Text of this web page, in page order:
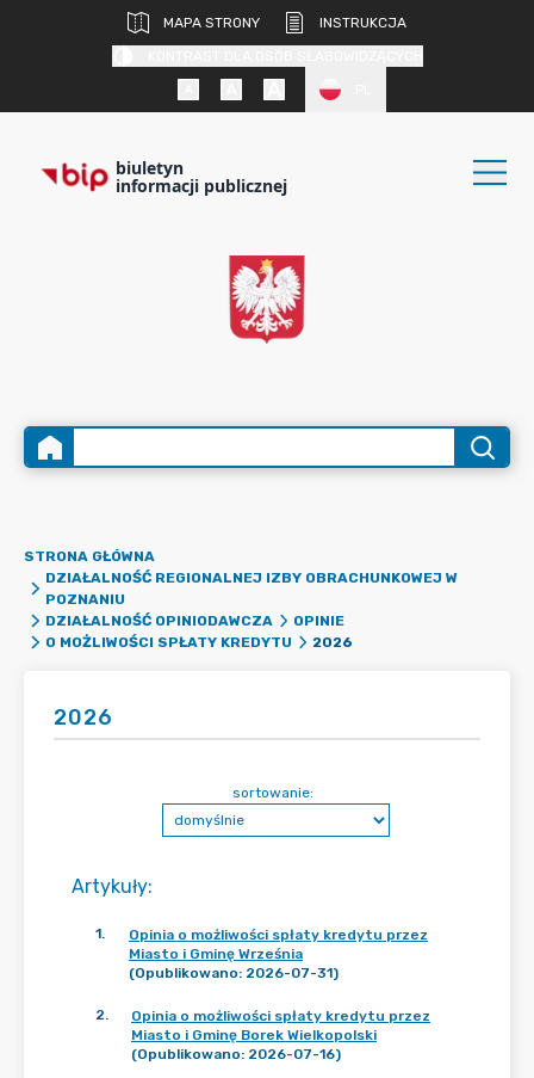
MAPA STRONY
INSTRUKCJA
biuletyn
informacji publicznej
STRONA GŁÓWNA
DZIAŁALNOŚĆ REGIONALNEJ IZBY OBRACHUNKOWEJ W
POZNANIU
DZIAŁALNOŚĆ OPINIODAWCZA
OPINIE
O MOŻLIWOŚCI SPŁATY KREDYTU
2026
2026
Artykuły:
sortowanie:
1.
Opinia o możliwości spłaty kredytu przez
Miasto i Gminę Września
(Opublikowano: 2026-07-31)
2.
Opinia o możliwości spłaty kredytu przez
Miasto i Gminę Borek Wielkopolski
(Opublikowano: 2026-07-16)